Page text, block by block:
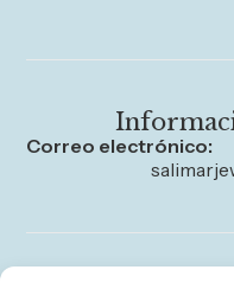
Correo electrónico: